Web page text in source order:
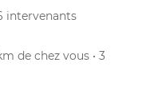
intervenants
de chez vous • 3